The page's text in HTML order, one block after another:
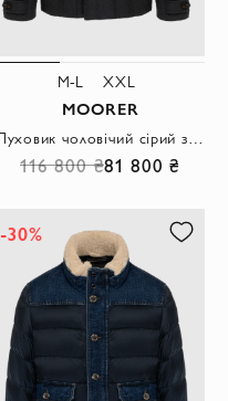
M-L XXL
MOORER
116 800 ₴81 800 ₴
-30%